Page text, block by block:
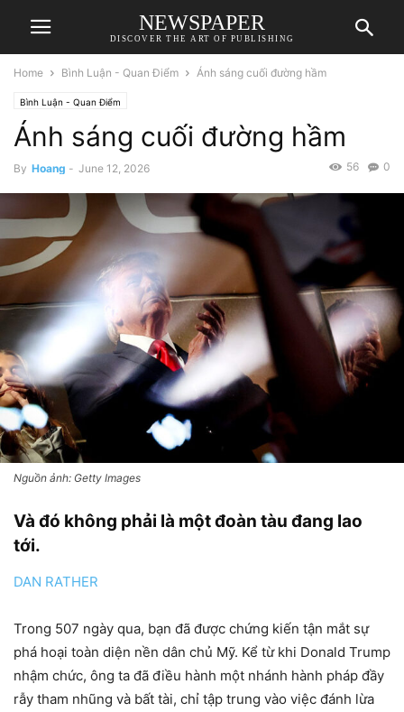
NEWSPAPER
DISCOVER THE ART OF PUBLISHING
Home Bình Luận - Quan Điểm Ánh sáng cuối đường hầm
Bình Luận - Quan Điểm
Ánh sáng cuối đường hầm
By Hoang - June 12, 2026 0
56
Nguồn ảnh: Getty Images
Và đó không phải là một đoàn tàu đang lao
tới.
DAN RATHER
Trong 507 ngày qua, bạn đã được chứng kiến ​​tận mắt sự
phá hoại toàn diện nền dân chủ Mỹ. Kể từ khi Donald Trump
nhậm chức, ông ta đã điều hành một nhánh hành pháp đầy
rẫy tham nhũng và bất tài, chỉ tập trung vào việc đánh lừa